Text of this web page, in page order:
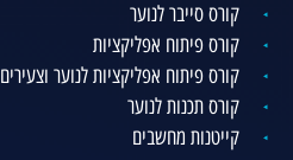
קורס סייבר לנוער
קורס פיתוח אפליקציות
קורס פיתוח אפליקציות לנוער וצעירים
קורס תכנות לנוער
קייטנות מחשבים